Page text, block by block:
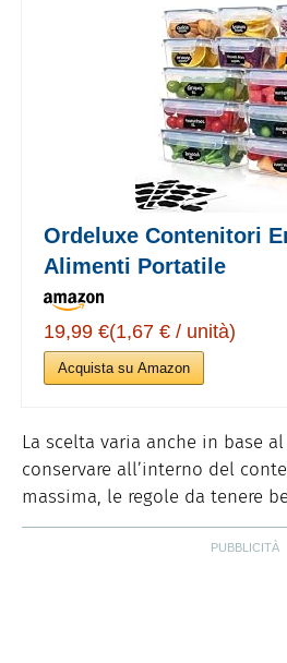
Ordeluxe Contenitori
Alimenti Portatile
19,99 €(1,67 € / unità)
Acquista su Amazon
La scelta varia anche in base al
conservare all’interno del
massima, le regole da tenere